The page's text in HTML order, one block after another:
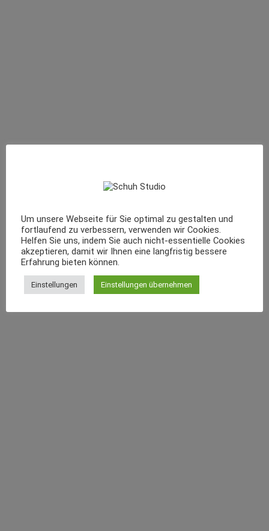
Um unsere Webseite für Sie optimal zu gestalten und
fortlaufend zu verbessern, verwenden wir Cookies.
Helfen Sie uns, indem Sie auch nicht-essentielle Cookies
akzeptieren, damit wir Ihnen eine langfristig bessere
Erfahrung bieten können.
Einstellungen Einstellungen übernehmen